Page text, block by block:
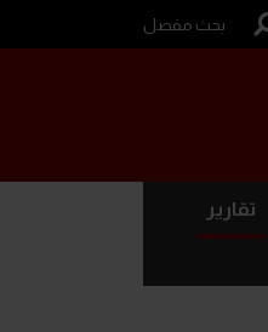
بحث مفصل
تقارير